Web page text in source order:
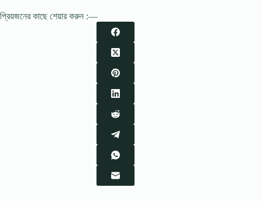
প্রিয়জনের কাছে শেয়ার করুন :—